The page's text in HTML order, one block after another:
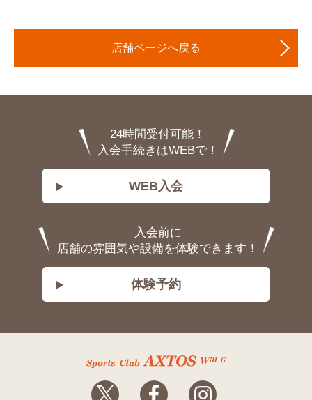
店舗ページへ戻る
24時間受付可能！
入会手続きはWEBで！
WEB入会
入会前に
店舗の雰囲気や設備を体験できます！
体験予約